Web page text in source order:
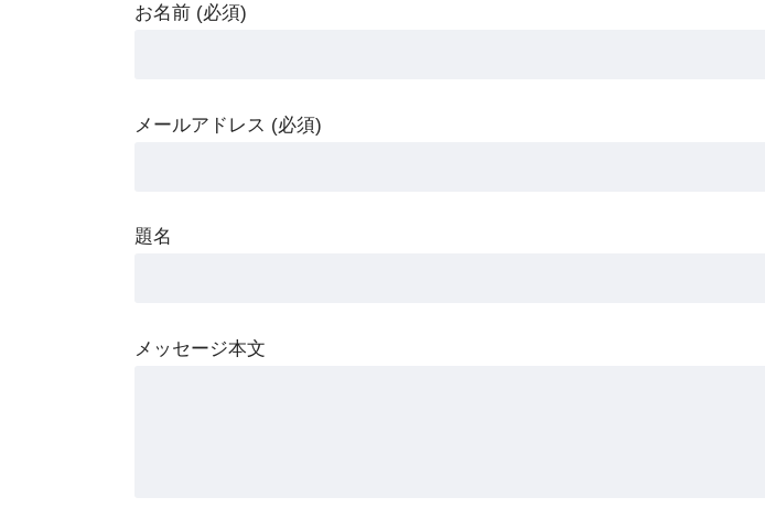
お名前 (必須)
メールアドレス (必須)
題名
メッセージ本文